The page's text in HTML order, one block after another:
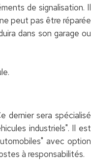
de signalisation. Il
peut pas être réparée
dans son garage ou
dernier sera spécialisé
industriels". Il est
avec option
à responsabilités.